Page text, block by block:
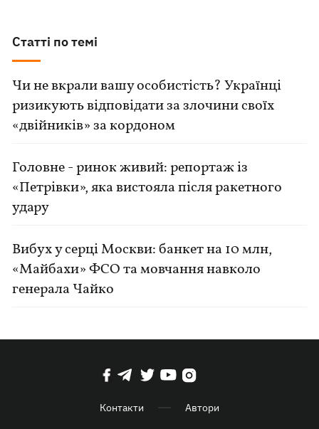
Статті по темі
Чи не вкрали вашу особистість? Українці
ризикують відповідати за злочини своїх
«двійників» за кордоном
Головне - ринок живий: репортаж із
«Петрівки», яка вистояла після ракетного
удару
Вибух у серці Москви: банкет на 10 млн,
«Майбахи» ФСО та мовчання навколо
генерала Чайко
Контакти Автори